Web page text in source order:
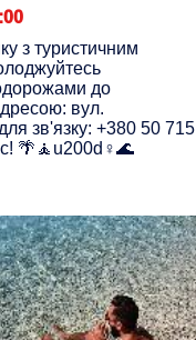
з туристичним
до
вул.
зв'язку: +380 50 715
🌴🧘u200d♀️🌊